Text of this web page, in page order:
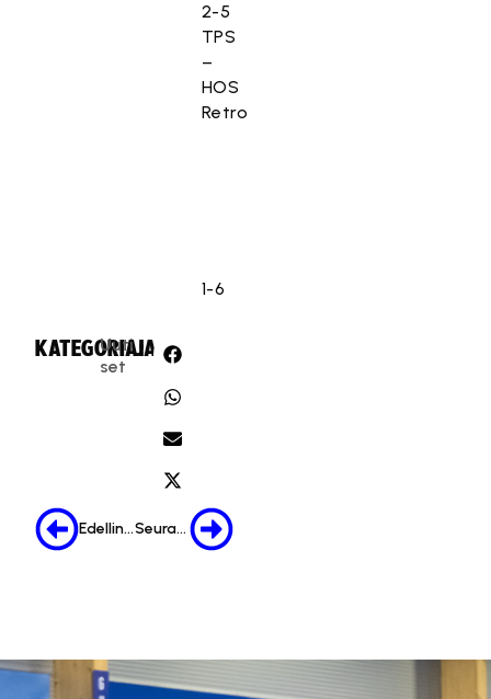
2-5
TPS
–
HOS
Retro
1-6
KATEGORIA:
Uuti
set
JAA:
Edellinen Seuraava